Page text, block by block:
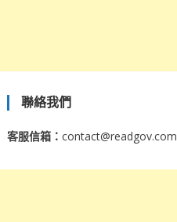
聯絡我們
客服信箱： contact@readgov.com